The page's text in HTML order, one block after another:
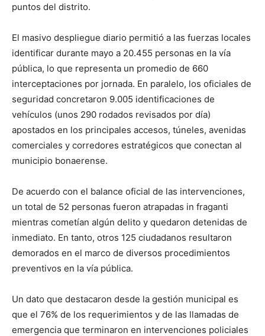
puntos del distrito.
El masivo despliegue diario permitió a las fuerzas locales
identificar durante mayo a 20.455 personas en la vía
pública, lo que representa un promedio de 660
interceptaciones por jornada. En paralelo, los oficiales de
seguridad concretaron 9.005 identificaciones de
vehículos (unos 290 rodados revisados por día)
apostados en los principales accesos, túneles, avenidas
comerciales y corredores estratégicos que conectan al
municipio bonaerense.
De acuerdo con el balance oficial de las intervenciones,
un total de 52 personas fueron atrapadas in fraganti
mientras cometían algún delito y quedaron detenidas de
inmediato. En tanto, otros 125 ciudadanos resultaron
demorados en el marco de diversos procedimientos
preventivos en la vía pública.
Un dato que destacaron desde la gestión municipal es
que el 76% de los requerimientos y de las llamadas de
emergencia que terminaron en intervenciones policiales